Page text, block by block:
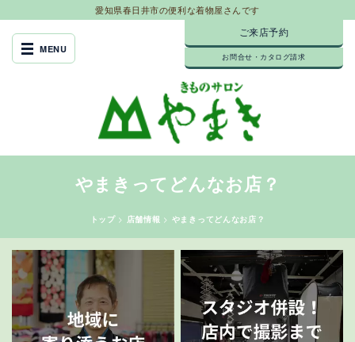
愛知県春日井市の便利な着物屋さんです
ご来店予約
お問合せ・カタログ請求
やまきってどんなお店？
トップ > 店舗情報 > やまきってどんなお店？